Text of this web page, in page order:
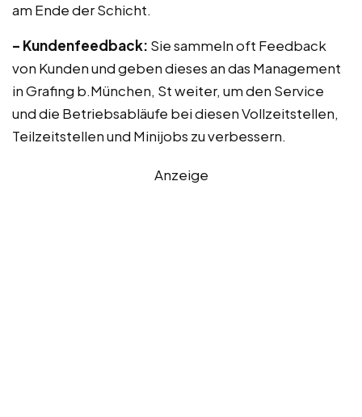
am Ende der Schicht.
– Kundenfeedback: Sie sammeln oft Feedback
von Kunden und geben dieses an das Management
in Grafing b.München, St weiter, um den Service
und die Betriebsabläufe bei diesen Vollzeitstellen,
Teilzeitstellen und Minijobs zu verbessern.
Anzeige